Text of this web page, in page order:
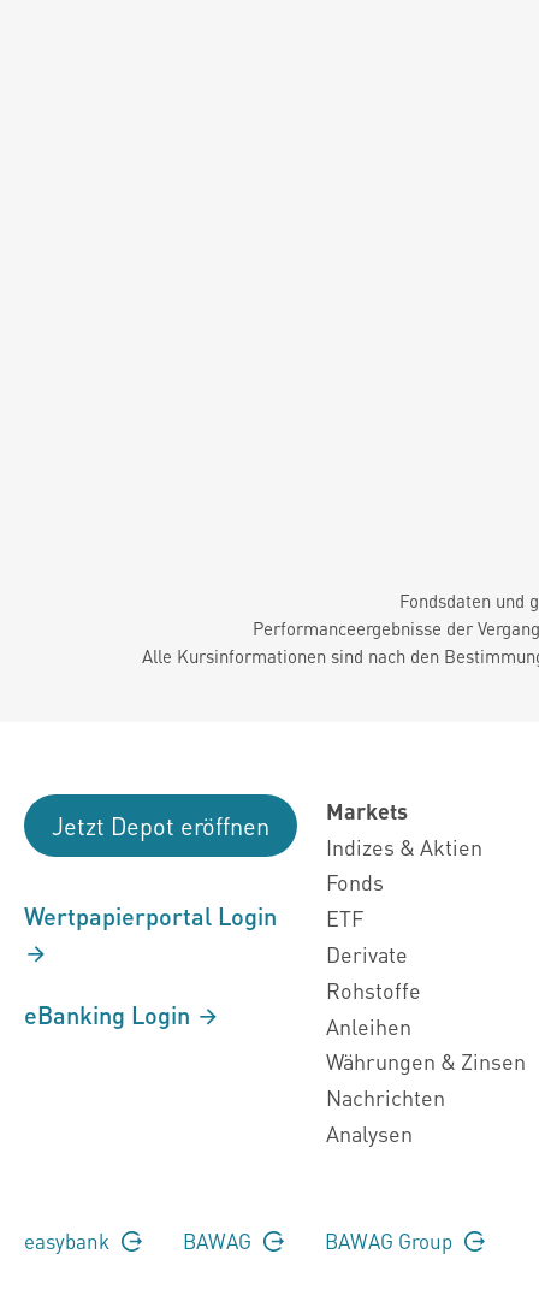
Fondsdaten und
Performanceergebnisse der
Alle Kursinformationen sind nach den
Jetzt Depot eröffnen
Wertpapierportal Login
eBanking Login
Markets
Indizes & Aktien
Fonds
ETF
Derivate
Rohstoffe
Anleihen
Währungen & Zinsen
Nachrichten
Analysen
easybank BAWAG BAWAG Group